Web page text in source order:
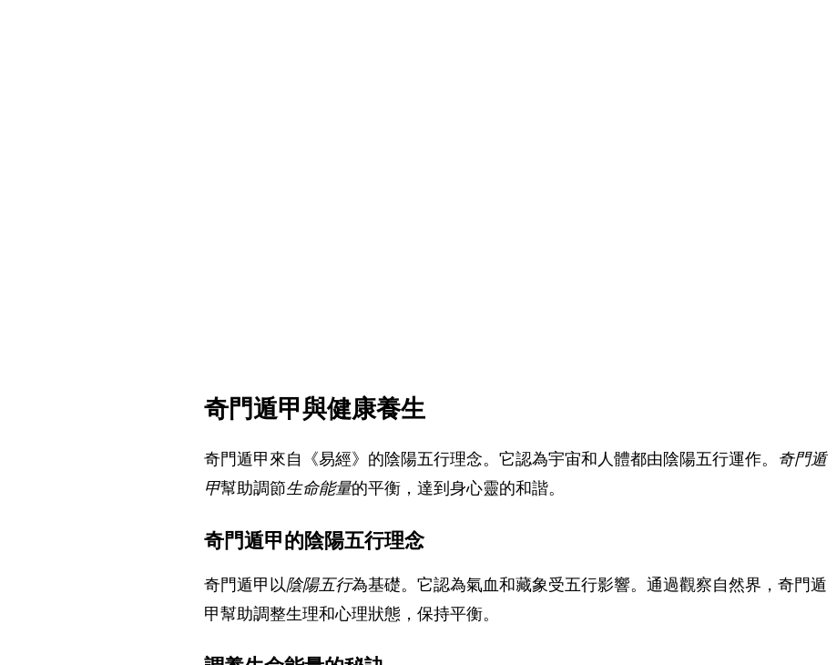
奇門遁甲與健康養生
奇門遁甲來自《易經》的陰陽五行理念。它認為宇宙和人體都由陰陽五行運作。 奇門遁
甲幫助調節生命能量的平衡，達到身心靈的和諧。
奇門遁甲的陰陽五行理念
奇門遁甲以陰陽五行為基礎。它認為氣血和藏象受五行影響。通過觀察自然界，奇門遁
甲幫助調整生理和心理狀態，保持平衡。